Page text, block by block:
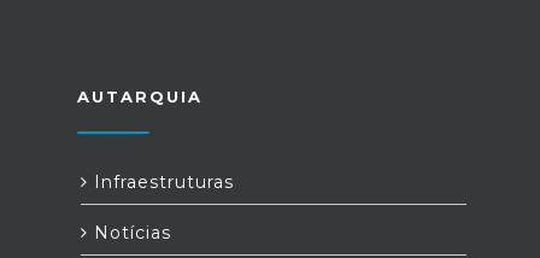
AUTARQUIA
Infraestruturas
Notícias